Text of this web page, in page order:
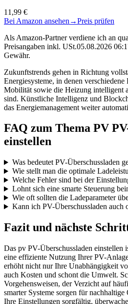
11,99 €
Bei Amazon ansehen →Preis prüfen
Als Amazon-Partner verdiene ich an
Preisangaben inkl. USt.05.08.2026
Gewähr.
Zukunftstrends gehen in Richtung
Energiesysteme, in denen verschiedene
Mobilität sowie die Heizung intelligent
sind. Künstliche Intelligenz und
das Energiemanagement weiter
FAQ zum Thema PV
einstellen
Was bedeutet PV-Überschussladen
Wie stellt man die optimale
Welche Fehler sind bei der
Lohnt sich eine smarte Steuerung
Wie oft sollten die Ladeparameter
Kann ich PV-Überschussladen auch
Fazit und nächste
Das pv PV-Überschussladen einstellen
eine effiziente Nutzung Ihrer PV-
erhöht nicht nur Ihre Unabhängigkeit
auch Kosten und schont die Umwelt.
Vorgehensweisen, der Verzicht auf
smarter Systeme sorgen für
Ihre Einstellungen sorgfältig,